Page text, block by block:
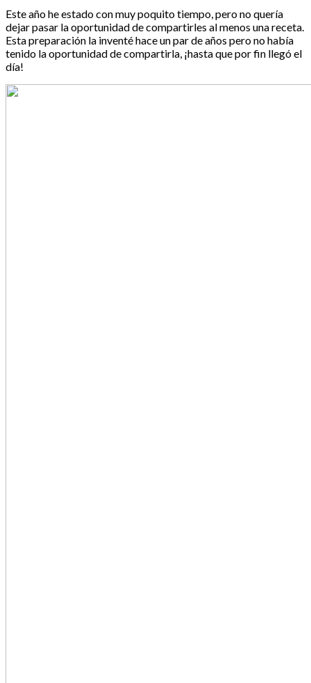
Este año he estado con muy poquito tiempo, pero no quería
dejar pasar la oportunidad de compartirles al menos una receta.
Esta preparación la inventé hace un par de años pero no había
tenido la oportunidad de compartirla, ¡hasta que por fin llegó el
día!